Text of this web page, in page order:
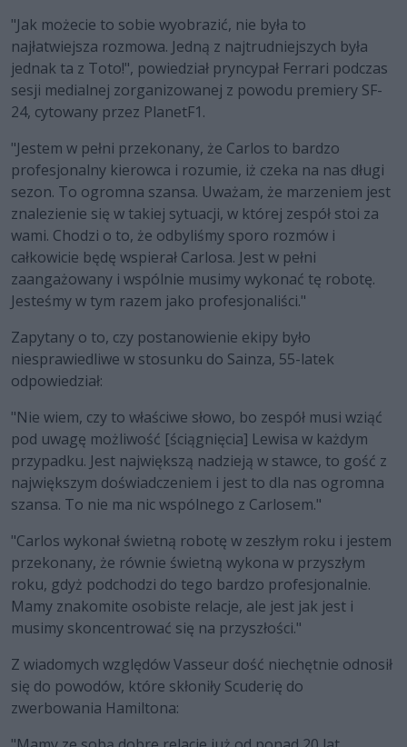
"Jak możecie to sobie wyobrazić, nie była to
najłatwiejsza rozmowa. Jedną z najtrudniejszych była
jednak ta z Toto!", powiedział pryncypał Ferrari podczas
sesji medialnej zorganizowanej z powodu premiery SF-
24, cytowany przez PlanetF1.
"Jestem w pełni przekonany, że Carlos to bardzo
profesjonalny kierowca i rozumie, iż czeka na nas długi
sezon. To ogromna szansa. Uważam, że marzeniem jest
znalezienie się w takiej sytuacji, w której zespół stoi za
wami. Chodzi o to, że odbyliśmy sporo rozmów i
całkowicie będę wspierał Carlosa. Jest w pełni
zaangażowany i wspólnie musimy wykonać tę robotę.
Jesteśmy w tym razem jako profesjonaliści."
Zapytany o to, czy postanowienie ekipy było
niesprawiedliwe w stosunku do Sainza, 55-latek
odpowiedział:
"Nie wiem, czy to właściwe słowo, bo zespół musi wziąć
pod uwagę możliwość [ściągnięcia] Lewisa w każdym
przypadku. Jest największą nadzieją w stawce, to gość z
największym doświadczeniem i jest to dla nas ogromna
szansa. To nie ma nic wspólnego z Carlosem."
"Carlos wykonał świetną robotę w zeszłym roku i jestem
przekonany, że równie świetną wykona w przyszłym
roku, gdyż podchodzi do tego bardzo profesjonalnie.
Mamy znakomite osobiste relacje, ale jest jak jest i
musimy skoncentrować się na przyszłości."
Z wiadomych względów Vasseur dość niechętnie odnosił
się do powodów, które skłoniły Scuderię do
zwerbowania Hamiltona: